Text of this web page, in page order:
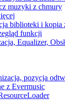
muzyki z chmury
biblioteki i kopia
funkcji
Equalizer,
pozycja
z Evermusic